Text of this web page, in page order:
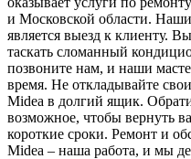
и Московской области.
является выезд к клиенту.
таскать сломанный
позвоните нам, и наши
время. Не откладывайте
Midea в долгий ящик.
возможное, чтобы вернуть
короткие сроки. Ремонт и
Midea – наша работа, и мы